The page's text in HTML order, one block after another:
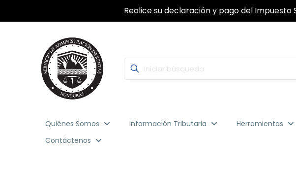
Realice su declaración y pago del Impuesto
Quiénes Somos Información Tributaria Herramientas
Contáctenos